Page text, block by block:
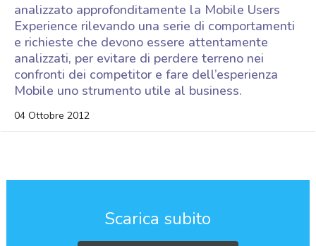
analizzato approfonditamente la Mobile Users
Experience rilevando una serie di comportamenti
e richieste che devono essere attentamente
analizzati, per evitare di perdere terreno nei
confronti dei competitor e fare dell’esperienza
Mobile uno strumento utile al business.
04 Ottobre 2012
Scarica subito